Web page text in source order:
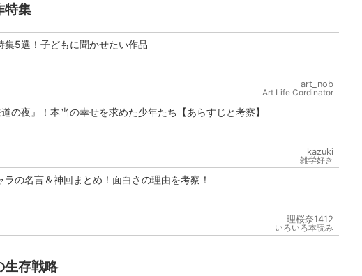
特集
集5選！子どもに聞かせたい作品
art_nob
Art Life Cordinator
の夜』！本当の幸せを求めた少年たち【あらすじと考察】
kazuki
雑学好き
の名言＆神回まとめ！面白さの理由を考察！
理桜奈1412
いろいろ本読み
生存戦略